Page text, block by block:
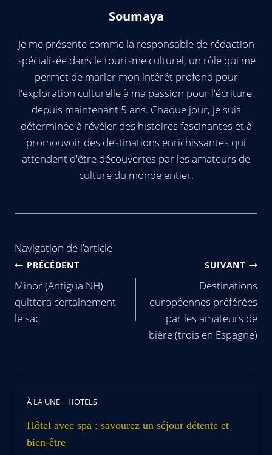
Soumaya
Je me présente comme la responsable de rédaction
spécialisée dans le tourisme culturel, un rôle qui me
permet de marier mon intérêt profond pour
l'exploration culturelle à ma passion pour l'écriture,
depuis maintenant 5 ans. Chaque jour, je suis
déterminée à révéler des histoires fascinantes et à
promouvoir des destinations enrichissantes qui
attendent d'être découvertes par les amateurs de
culture du monde entier.
Navigation de l’article
PRÉCÉDENT
Minor (Antigua NH)
quittera certainement
le sac
SUIVANT
Destinations
européennes préférées
par les amateurs de
bière (trois en Espagne)
À LA UNE | HOTELS
Hôtel avec spa : savourez un séjour détente et
bien-être